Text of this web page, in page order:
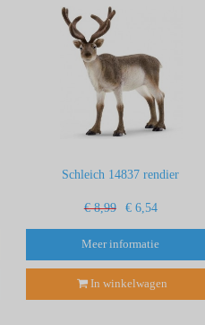
Schleich 14837 rendier
€ 8,99 € 6,54
Meer informatie
In winkelwagen